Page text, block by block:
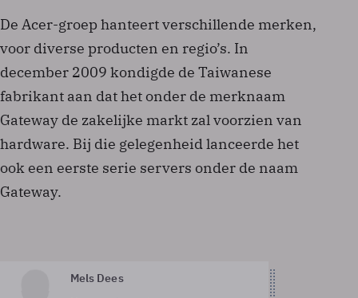
De Acer-groep hanteert verschillende merken,
voor diverse producten en regio’s. In
december 2009 kondigde de Taiwanese
fabrikant aan dat het onder de merknaam
Gateway de zakelijke markt zal voorzien van
hardware. Bij die gelegenheid lanceerde het
ook een eerste serie servers onder de naam
Gateway.
Mels Dees